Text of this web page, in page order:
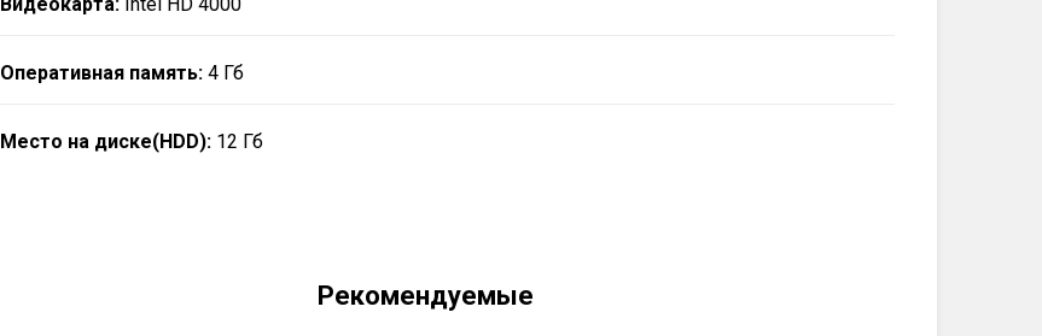
Оперативная память: 4 Гб
Место на диске(HDD): 12 Гб
Рекомендуемые